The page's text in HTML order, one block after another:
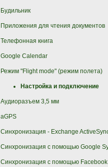
Будильник
Приложения для чтения документов
Телефонная книга
Google Calendar
Режим "Flight mode" (режим полета)
Настройка и подключение
Аудиоразъем 3,5 мм
aGPS
Синхронизация - Exchange
Синхронизация с помощью Google
Синхронизация с помощью Facebook